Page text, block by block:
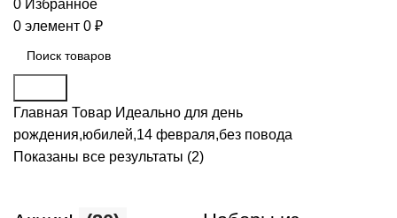
0 Избранное
0 элемент 0 ₽
Главная Товар Идеально для день
рождения,юбилей,14 февраля,без повода
Показаны все результаты (2)